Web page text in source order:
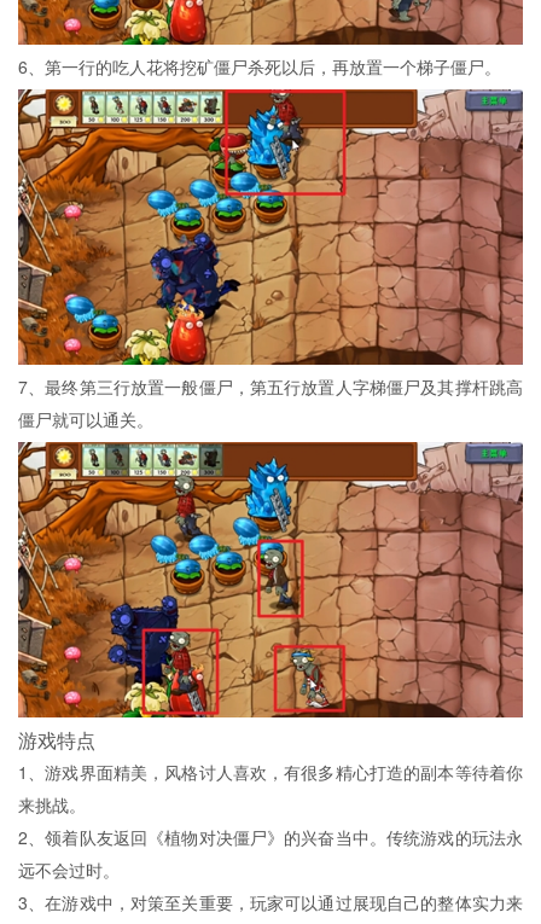
6、第一行的吃人花将挖矿僵尸杀死以后，再放置一个梯子僵尸。
7、最终第三行放置一般僵尸，第五行放置人字梯僵尸及其撑杆跳高
僵尸就可以通关。
游戏特点
1、游戏界面精美，风格讨人喜欢，有很多精心打造的副本等待着你
来挑战。
2、领着队友返回《植物对决僵尸》的兴奋当中。传统游戏的玩法永
远不会过时。
3、在游戏中，对策至关重要，玩家可以通过展现自己的整体实力来